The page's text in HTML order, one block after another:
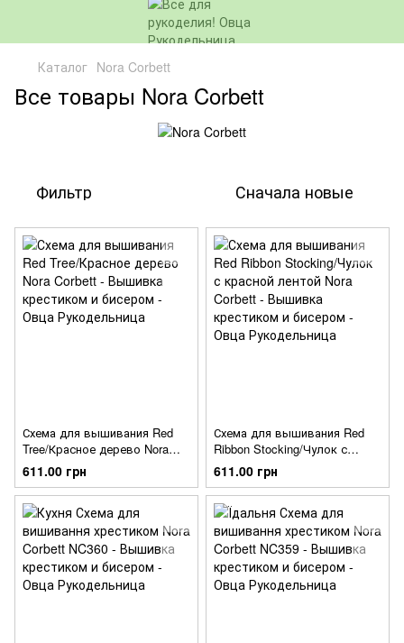
Каталог Nora Corbett
Все товары Nora Corbett
Фильтр Сначала новые
Схема для вышивания Red
Tree/Красное дерево Nora
Corbett
611.00 грн
Схема для вышивания Red
Ribbon Stocking/Чулок с
красной лентой Nora Corbett
611.00 грн